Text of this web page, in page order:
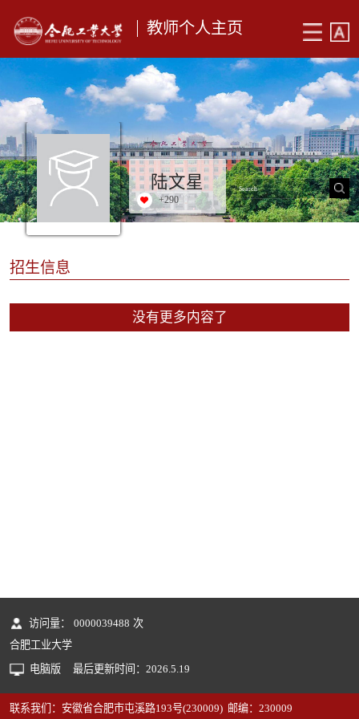
教师个人主页
陆文星
+290
招生信息
没有更多内容了
访问量： 0000039488 次
合肥工业大学
电脑版
最后更新时间： 2026 5 19
联系我们：安徽省合肥市屯溪路193号(230009) 邮编：230009